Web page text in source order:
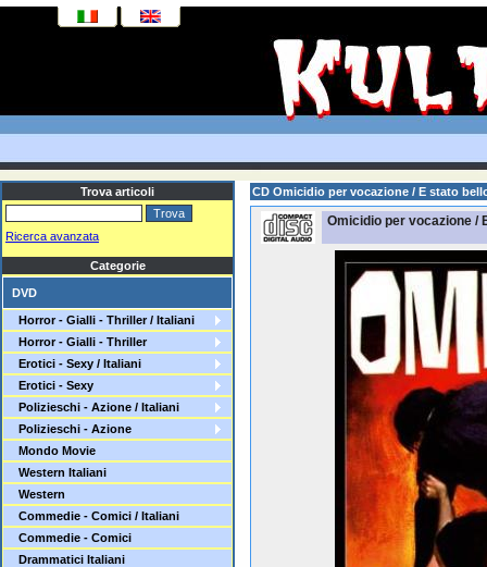
Trova articoli
Ricerca avanzata
Categorie
DVD
Horror - Gialli - Thriller / Italiani
Horror - Gialli - Thriller
Erotici - Sexy / Italiani
Erotici - Sexy
Polizieschi - Azione / Italiani
Polizieschi - Azione
Mondo Movie
Western Italiani
Western
Commedie - Comici / Italiani
Commedie - Comici
Drammatici Italiani
CD Omicidio per vocazione / E stato
Omicidio per vocazione /